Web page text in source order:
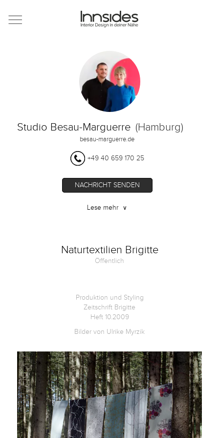
Magazin
Showrooms
Designer
Objekte
Über uns
Für Händler
Twitter
Pinterest
Instagram
Newsletter
Studio Besau-Marguerre (Hamburg)
besau-marguerre.de
+49 40 659 170 25
NACHRICHT SENDEN
Lese mehr ∨
Naturtextilien Brigitte
Öffentlich
Produktion und Styling
Zeitschrift Brigitte
Heft 10.2009
Bilder von Ulrike Myrzik